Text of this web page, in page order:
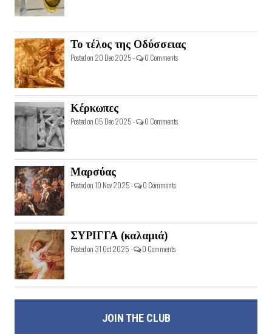
Το τέλος της Οδύσσειας
Posted on 20 Dec 2025 - 0 Comments
Κέρκωπες
Posted on 05 Dec 2025 - 0 Comments
Μαρσύας
Posted on 10 Nov 2025 - 0 Comments
ΣΥΡΙΓΓΑ (καλαμιά)
Posted on 31 Oct 2025 - 0 Comments
JOIN THE CLUB